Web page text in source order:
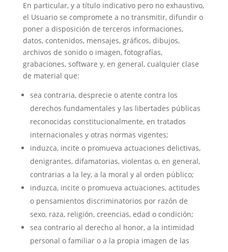
En particular, y a título indicativo pero no exhaustivo,
el Usuario se compromete a no transmitir, difundir o
poner a disposición de terceros informaciones,
datos, contenidos, mensajes, gráficos, dibujos,
archivos de sonido o imagen, fotografías,
grabaciones, software y, en general, cualquier clase
de material que:
sea contraria, desprecie o atente contra los
derechos fundamentales y las libertades públicas
reconocidas constitucionalmente, en tratados
internacionales y otras normas vigentes;
induzca, incite o promueva actuaciones delictivas,
denigrantes, difamatorias, violentas o, en general,
contrarias a la ley, a la moral y al orden público;
induzca, incite o promueva actuaciones, actitudes
o pensamientos discriminatorios por razón de
sexo, raza, religión, creencias, edad o condición;
sea contrario al derecho al honor, a la intimidad
personal o familiar o a la propia imagen de las